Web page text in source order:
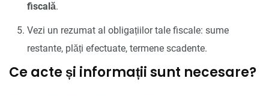
fiscală.
Vezi un rezumat al obligațiilor tale fiscale: sume
restante, plăți efectuate, termene scadente.
Ce acte și informații sunt necesare?